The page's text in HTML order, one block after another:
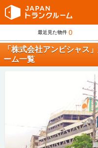
最近見た物件 0
「株式会社アンビシャス
ーム一覧